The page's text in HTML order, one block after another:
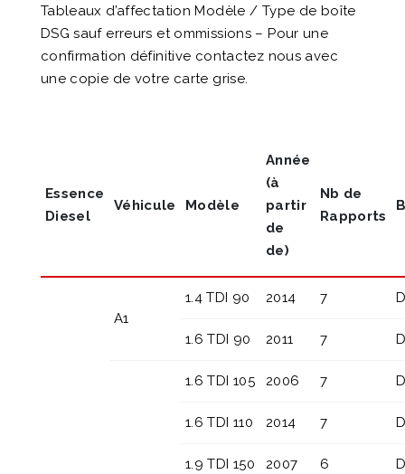
Tableaux d’affectation Modèle / Type de boîte
DSG sauf erreurs et ommissions – Pour une
confirmation définitive contactez nous avec
une copie de votre carte grise.
Essence
Diesel
Véhicule Modèle
Année
(à
partir
de
de)
Nb de
Rapports
A1
1.4 TDI 90 2014 7
1.6 TDI 90 2011 7
1.6 TDI 105 2006 7
1.6 TDI 110 2014 7
1.9 TDI 150 2007 6